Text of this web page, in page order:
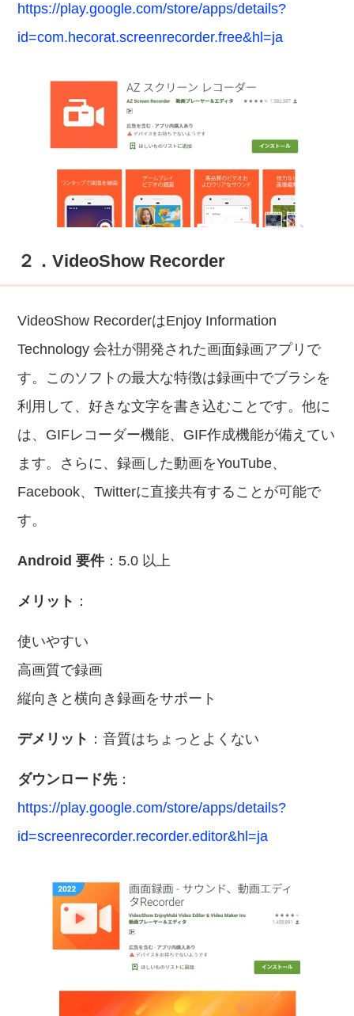
https://play.google.com/store/apps/details?
id=com.hecorat.screenrecorder.free&hl=ja
２．VideoShow Recorder
VideoShow RecorderはEnjoy Information
Technology 会社が開発された画面録画アプリで
す。このソフトの最大な特徴は録画中でブラシを
利用して、好きな文字を書き込むことです。他に
は、GIFレコーダー機能、GIF作成機能が備えてい
ます。さらに、録画した動画をYouTube、
Facebook、Twitterに直接共有することが可能で
す。
Android 要件：5.0 以上
メリット ：
使いやすい
高画質で録画
縦向きと横向き録画をサポート
デメリット ：音質はちょっとよくない
ダウンロード先：
https://play.google.com/store/apps/details?
id=screenrecorder.recorder.editor&hl=ja